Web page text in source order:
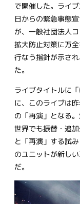
で開催した。ライ
日からの緊急事態
が、一般社団法人
拡大防止対策に万
行なう指針が示さ
た。
ライブタイトルに
に、このライブは
の「再演」となる
世界でも振替・追
と「再演」する試
のユニットが新し
だ。